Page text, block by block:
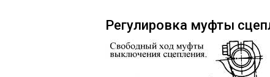
Регулировка муфты